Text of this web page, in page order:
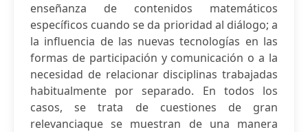
enseñanza de contenidos matemáticos
específicos cuando se da prioridad al diálogo; a
la influencia de las nuevas tecnologías en las
formas de participación y comunicación o a la
necesidad de relacionar disciplinas trabajadas
habitualmente por separado. En todos los
casos, se trata de cuestiones de gran
relevanciaque se muestran de una manera